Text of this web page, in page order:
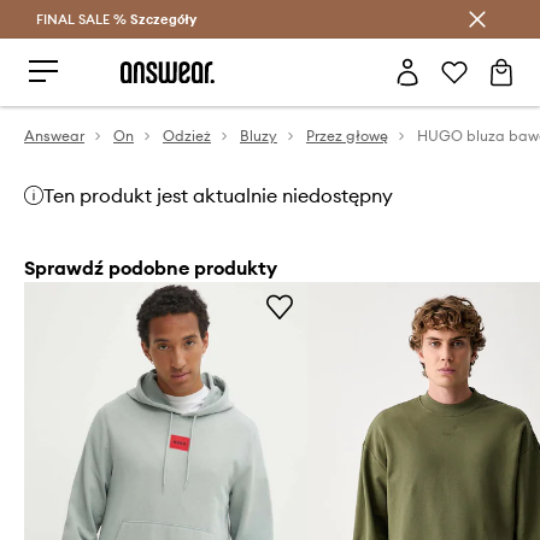
Oszczędzaj z Answear Club >
FINAL SALE % Szczegóły
Answear On Odzież Bluzy Przez głowę HUGO bluza
Ten produkt jest aktualnie niedostępny
Sprawdź podobne produkty